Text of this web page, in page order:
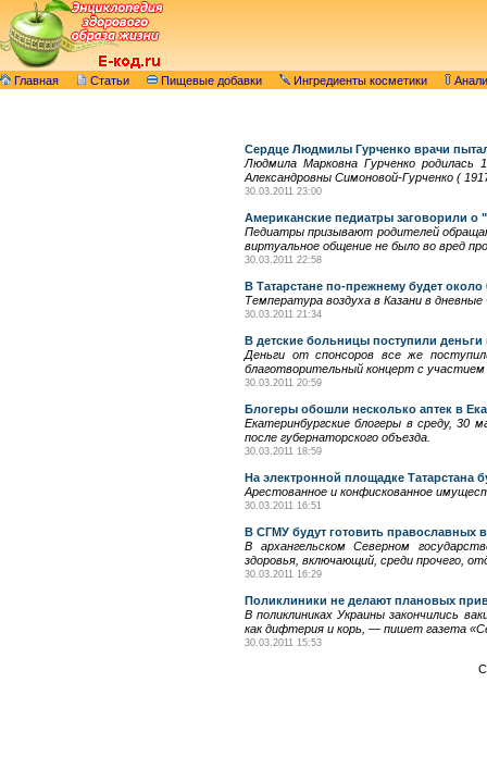
Главная Статьи Пищевые добавки Ингредиенты косметики
Сердце Людмилы Гурченко врачи
Людмила Марковна Гурченко родилась
Александровны Симоновой-Гурченко (
30.03.2011 23:00
Американские педиатры заговорили о
Педиатры призывают родителей
виртуальное общение не было во вред
30.03.2011 22:58
В Татарстане по-прежнему будет около
Температура воздуха в Казани в
30.03.2011 21:34
В детские больницы поступили деньги
Деньги от спонсоров все же
благотворительный концерт с
30.03.2011 20:59
Блогеры обошли несколько аптек в
Екатеринбургские блогеры в среду, 30
после губернаторского объезда.
30.03.2011 18:59
На электронной площадке Татарстана
Арестованное и конфискованное
30.03.2011 16:51
В СГМУ будут готовить православных
В архангельском Северном
здоровья, включающий, среди прочего,
30.03.2011 16:29
Поликлиники не делают плановых
В поликлиниках Украины закончились
как дифтерия и корь, — пишет газета
30.03.2011 15:53